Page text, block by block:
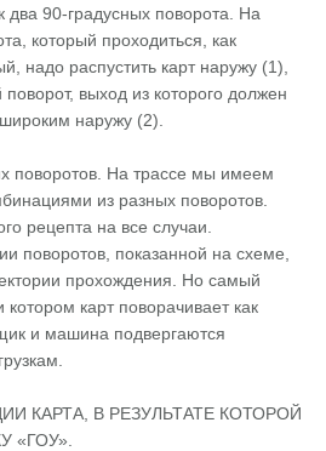
два 90-градусных поворота. На
который проходиться, как
надо распустить карт наружу (1),
выход из которого должен
наружу (2).
поворотов. На трассе мы имеем
из разных поворотов.
рецепта на все случаи.
поворотов, показанной на схеме,
прохождения. Но самый
карт поворачивает как
и машина подвергаются
КАРТА, В РЕЗУЛЬТАТЕ КОТОРОЙ
«ГОУ».